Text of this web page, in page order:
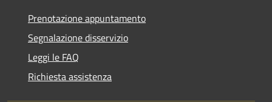
Prenotazione appuntamento
Segnalazione disservizio
Leggi le FAQ
Richiesta assistenza